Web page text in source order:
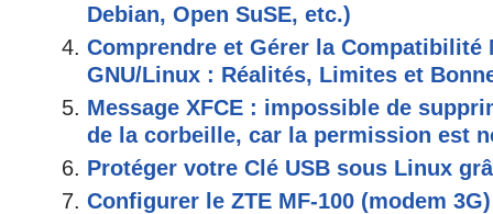
Debian, Open SuSE, etc.)
Comprendre et Gérer la Compatibilité
GNU/Linux : Réalités, Limites et
Message XFCE : impossible de
de la corbeille, car la permission est
Protéger votre Clé USB sous Linux
Configurer le ZTE MF-100 (modem